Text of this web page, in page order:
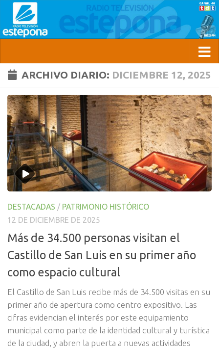
ARCHIVO DIARIO: DICIEMBRE 12, 2025
DESTACADAS / PATRIMONIO HISTÓRICO
12 DE DICIEMBRE DE 2025
Más de 34.500 personas visitan el
Castillo de San Luis en su primer año
como espacio cultural
El Castillo de San Luis recibe más de 34.500 visitas en su
primer año de apertura como centro expositivo. Las
cifras evidencian el interés por este equipamiento
municipal como parte de la identidad cultural y turística
de la ciudad, y abren la puerta a nuevas actividades